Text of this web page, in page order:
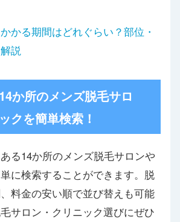
かる期間はどれぐらい？部位・
説
か所のメンズ脱毛サロ
クを簡単検索！
る14か所のメンズ脱毛サロンや
に検索することができます。脱
料金の安い順で並び替えも可能
サロン・クリニック選びにぜひ